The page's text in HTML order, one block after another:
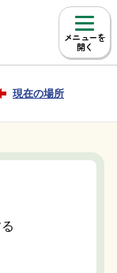
メニュー
現在の場所